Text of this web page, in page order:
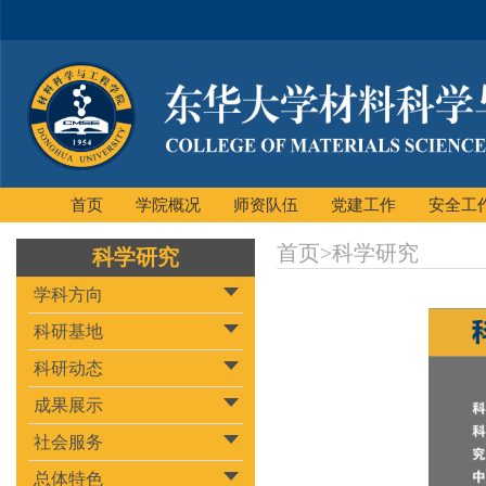
首页 学院概况 师资队伍 党建工作 安全工
科学研究
学科方向
科研基地
科研动态
成果展示
社会服务
总体特色
首页>科学研究